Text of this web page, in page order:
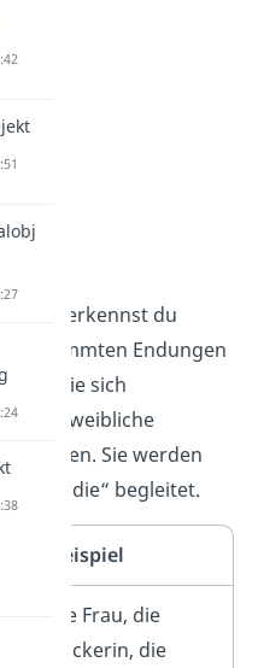
erkennst du
bestimmten Endungen
dass sie sich
auf weibliche
beziehen. Sie werden
Artikel „die“ begleitet.
Beispiel
die Frau, die
Bäckerin, die